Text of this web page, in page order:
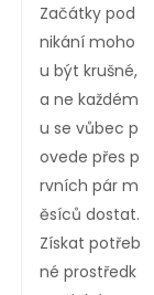
Začátky pod
nikání moho
u být krušné,
a ne každém
u se vůbec p
ovede přes p
rvních pár m
ěsíců dostat.
Získat potřeb
né prostředk